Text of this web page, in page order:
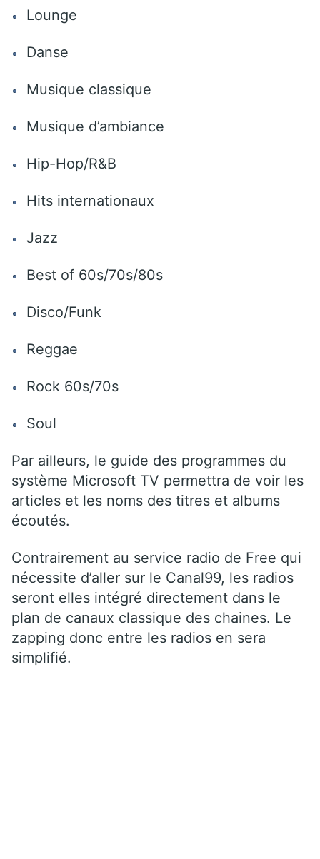
Lounge
Danse
Musique classique
Musique d’ambiance
Hip-Hop/R&B
Hits internationaux
Jazz
Best of 60s/70s/80s
Disco/Funk
Reggae
Rock 60s/70s
Soul
Par ailleurs, le guide des programmes du
système Microsoft TV permettra de voir les
articles et les noms des titres et albums
écoutés.
Contrairement au service radio de Free qui
nécessite d’aller sur le Canal99, les radios
seront elles intégré directement dans le
plan de canaux classique des chaines. Le
zapping donc entre les radios en sera
simplifié.